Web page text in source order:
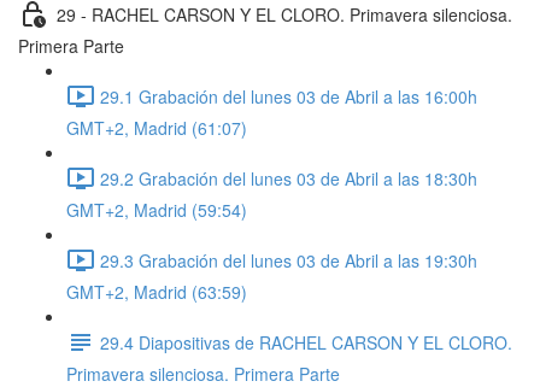
29 - RACHEL CARSON Y EL CLORO. Primavera silenciosa.
Primera Parte
29.1 Grabación del lunes 03 de Abril a las 16:00h
GMT+2, Madrid (61:07)
29.2 Grabación del lunes 03 de Abril a las 18:30h
GMT+2, Madrid (59:54)
29.3 Grabación del lunes 03 de Abril a las 19:30h
GMT+2, Madrid (63:59)
29.4 Diapositivas de RACHEL CARSON Y EL CLORO.
Primavera silenciosa. Primera Parte